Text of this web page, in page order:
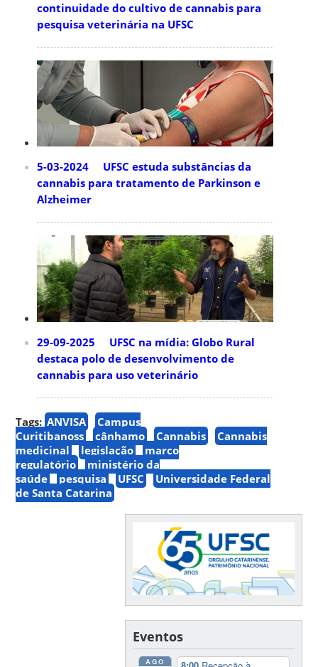
continuidade do cultivo de cannabis para
pesquisa veterinária na UFSC
5-03-2024 UFSC estuda substâncias da
cannabis para tratamento de Parkinson e
Alzheimer
29-09-2025 UFSC na mídia: Globo Rural
destaca polo de desenvolvimento de
cannabis para uso veterinário
Tags: ANVISA
Campus
Curitibanoss
cânhamo Cannabis
Cannabis
medicinal
legislação
marco
regulatório
ministério da
saúde
pesquisa UFSC
Universidade Federal
de Santa Catarina
Eventos
AGO